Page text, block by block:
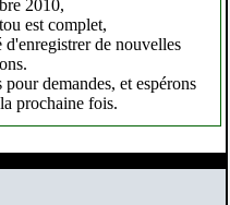
2010,
est complet,
de nouvelles
demandes, et espérons
prochaine fois.